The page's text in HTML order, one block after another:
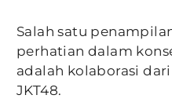
Salah satu
perhatian dalam
adalah kolaborasi
JKT48.